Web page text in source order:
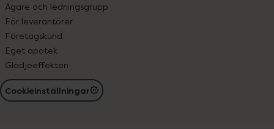
Ägare och ledningsgrupp
För leverantörer
Företagskund
Eget apotek
Glädjeeffekten
Cookieinställningar